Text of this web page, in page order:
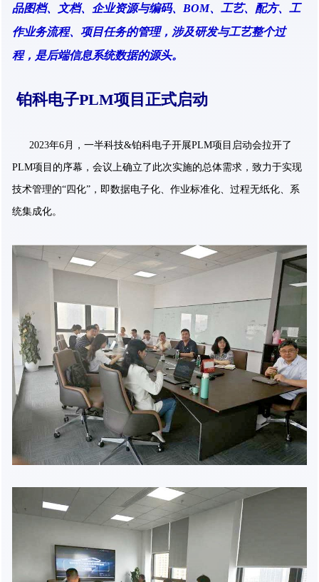
品图档、文档、企业资源与编码、BOM、工艺、配方、工
作业务流程、项目任务的管理，涉及研发与工艺整个过
程，是后端信息系统数据的源头。
铂科电子PLM项目正式启动
2023年6月，一半科技&铂科电子开展PLM项目启动会拉开了
PLM项目的序幕，会议上确立了此次实施的总体需求，致力于实现
技术管理的“四化”，即数据电子化、作业标准化、过程无纸化、系
统集成化。